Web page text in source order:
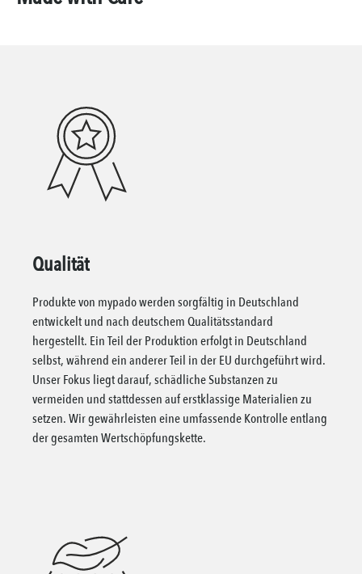
Qualität
Produkte von mypado werden sorgfältig in Deutschland
entwickelt und nach deutschem Qualitätsstandard
hergestellt. Ein Teil der Produktion erfolgt in Deutschland
selbst, während ein anderer Teil in der EU durchgeführt wird.
Unser Fokus liegt darauf, schädliche Substanzen zu
vermeiden und stattdessen auf erstklassige Materialien zu
setzen. Wir gewährleisten eine umfassende Kontrolle entlang
der gesamten Wertschöpfungskette.